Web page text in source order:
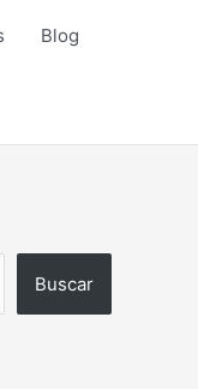
Blog
Buscar